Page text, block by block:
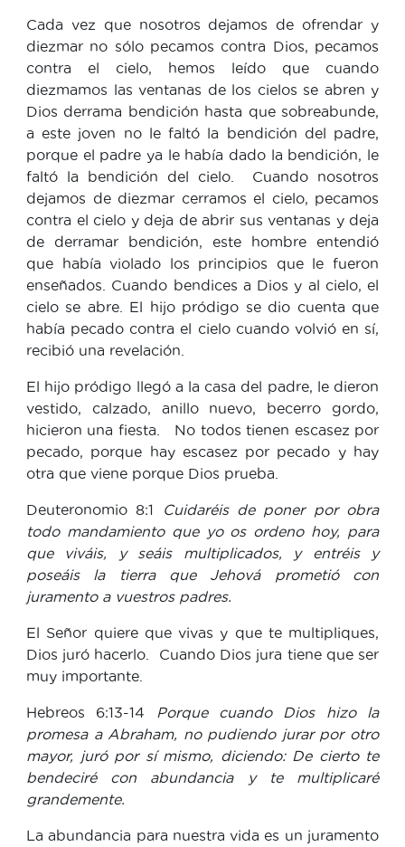
Cada vez que nosotros dejamos de ofrendar y
diezmar no sólo pecamos contra Dios, pecamos
contra el cielo, hemos leído que cuando
diezmamos las ventanas de los cielos se abren y
Dios derrama bendición hasta que sobreabunde,
a este joven no le faltó la bendición del padre,
porque el padre ya le había dado la bendición, le
faltó la bendición del cielo. Cuando nosotros
dejamos de diezmar cerramos el cielo, pecamos
contra el cielo y deja de abrir sus ventanas y deja
de derramar bendición, este hombre entendió
que había violado los principios que le fueron
enseñados. Cuando bendices a Dios y al cielo, el
cielo se abre. El hijo pródigo se dio cuenta que
había pecado contra el cielo cuando volvió en sí,
recibió una revelación.
El hijo pródigo llegó a la casa del padre, le dieron
vestido, calzado, anillo nuevo, becerro gordo,
hicieron una fiesta. No todos tienen escasez por
pecado, porque hay escasez por pecado y hay
otra que viene porque Dios prueba.
Deuteronomio 8:1
Cuidaréis de poner por obra
todo mandamiento que yo os ordeno hoy, para
que viváis, y seáis multiplicados, y entréis y
poseáis la tierra que Jehová prometió con
juramento a vuestros padres.
El Señor quiere que vivas y que te multipliques,
Dios juró hacerlo. Cuando Dios jura tiene que ser
muy importante.
Hebreos 6:13-14
Porque cuando Dios hizo la
promesa a Abraham, no pudiendo jurar por otro
mayor, juró por sí mismo, diciendo: De cierto te
bendeciré con abundancia y te multiplicaré
grandemente.
La abundancia para nuestra vida es un juramento